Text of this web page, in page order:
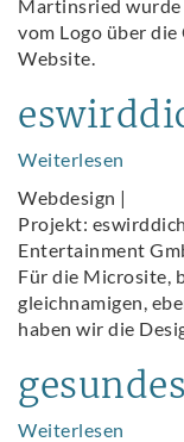
Martinsried
vom Logo über
Website.
Weiterlesen
Webdesign |
Projekt:
Entertainment
Für die Microsite,
gleichnamigen,
haben wir die
Weiterlesen